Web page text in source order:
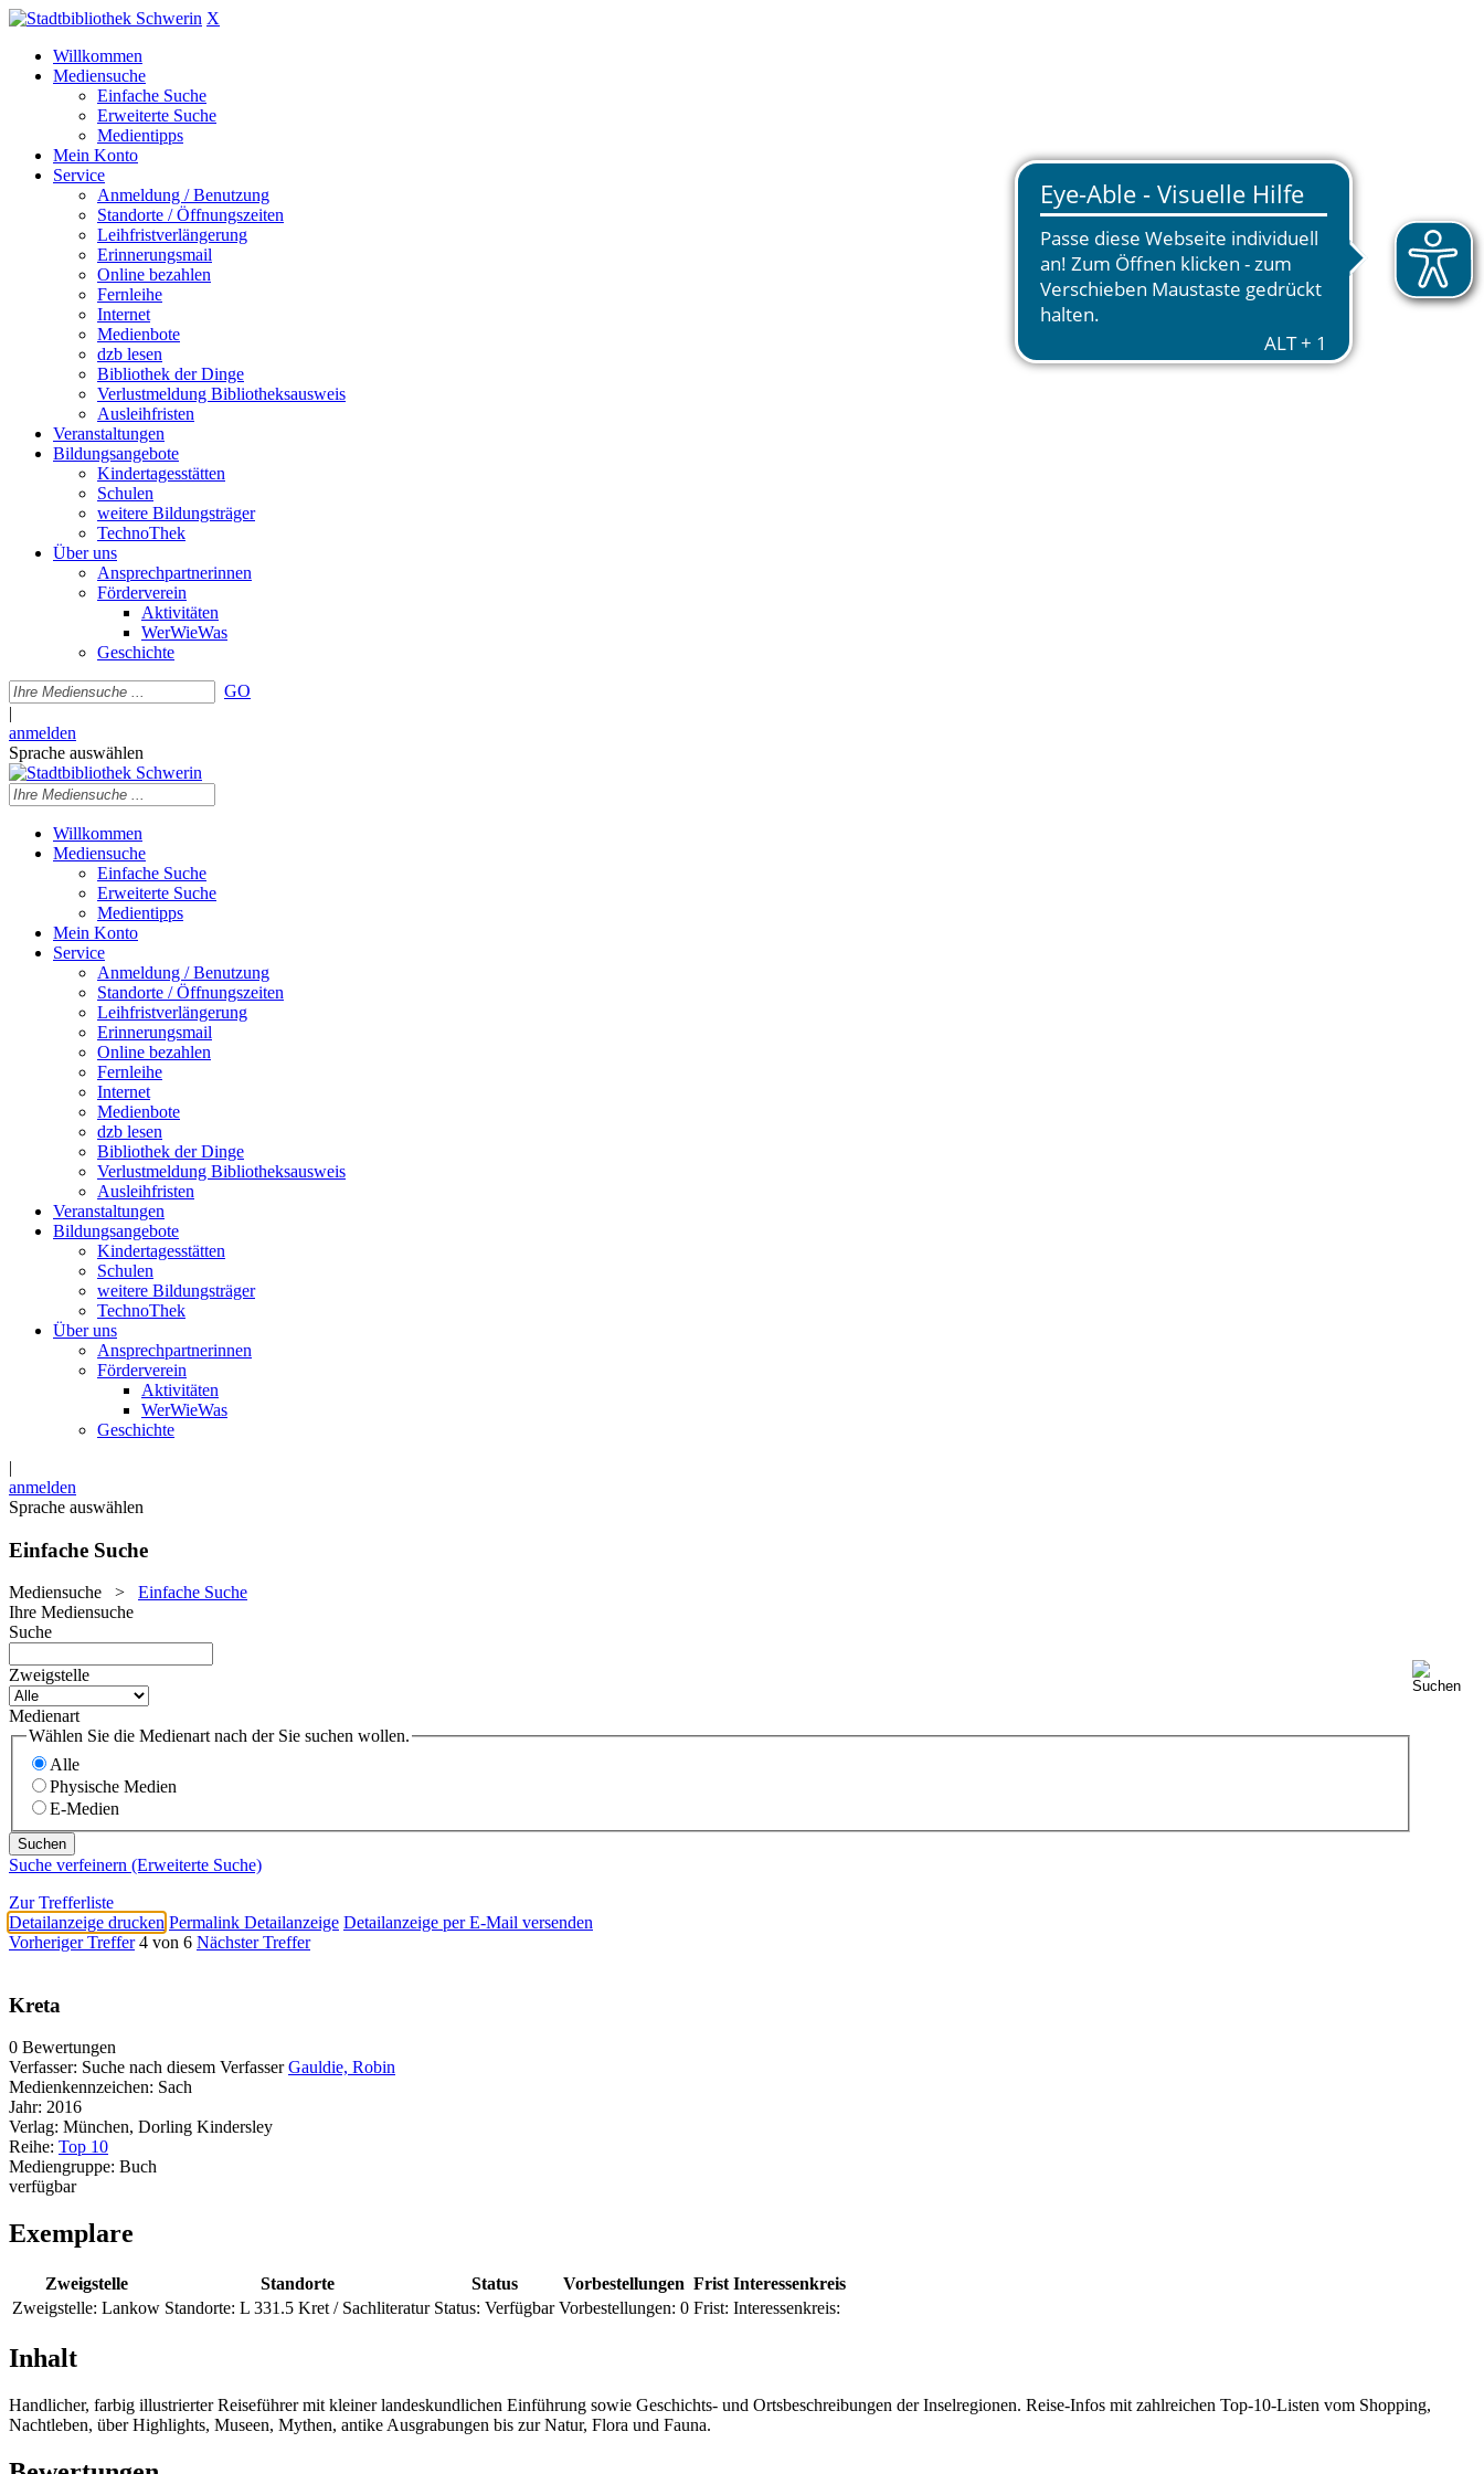
X
Willkommen
Mediensuche
Einfache Suche
Erweiterte Suche
Medientipps
Mein Konto
Service
Anmeldung / Benutzung
Standorte / Öffnungszeiten
Leihfristverlängerung
Erinnerungsmail
Online bezahlen
Fernleihe
Internet
Medienbote
dzb lesen
Bibliothek der Dinge
Verlustmeldung Bibliotheksausweis
Ausleihfristen
Veranstaltungen
Bildungsangebote
Kindertagesstätten
Schulen
weitere Bildungsträger
TechnoThek
Über uns
Ansprechpartnerinnen
Förderverein
Aktivitäten
WerWieWas
Geschichte
GO
|
anmelden
Sprache auswählen
Willkommen
Mediensuche
Einfache Suche
Erweiterte Suche
Medientipps
Mein Konto
Service
Anmeldung / Benutzung
Standorte / Öffnungszeiten
Leihfristverlängerung
Erinnerungsmail
Online bezahlen
Fernleihe
Internet
Medienbote
dzb lesen
Bibliothek der Dinge
Verlustmeldung Bibliotheksausweis
Ausleihfristen
Veranstaltungen
Bildungsangebote
Kindertagesstätten
Schulen
weitere Bildungsträger
TechnoThek
Über uns
Ansprechpartnerinnen
Förderverein
Aktivitäten
WerWieWas
Geschichte
|
anmelden
Sprache auswählen
Einfache Suche
Mediensuche > Einfache Suche
Ihre Mediensuche
Suche
Zweigstelle
Medienart
Wählen Sie die Medienart nach der Sie suchen wollen.
Alle
Physische Medien
E-Medien
Suche verfeinern (Erweiterte Suche)
Zur Trefferliste
Detailanzeige drucken Permalink Detailanzeige Detailanzeige per E-Mail versenden
Vorheriger Treffer 4 von 6 Nächster Treffer
Kreta
0 Bewertungen
Verfasser: Suche nach diesem Verfasser Gauldie, Robin
Medienkennzeichen: Sach
Jahr: 2016
Verlag: München, Dorling Kindersley
Reihe: Top 10
Mediengruppe: Buch
verfügbar
Exemplare
Zweigstelle Standorte Status Vorbestellungen Frist Interessenkreis
Zweigstelle: Lankow Standorte: L 331.5 Kret / Sachliteratur Status: Verfügbar Vorbestellungen: 0 Frist: Interessenkreis:
Inhalt
Handlicher, farbig illustrierter Reiseführer mit kleiner landeskundlichen Einführung sowie Geschichts- und Ortsbeschreibungen der Inselregionen. Reise-Infos mit zahlreichen Top-10-Listen vom Shopping,
Nachtleben, über Highlights, Museen, Mythen, antike Ausgrabungen bis zur Natur, Flora und Fauna.